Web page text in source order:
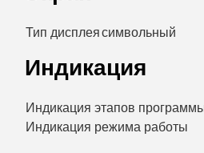
Тип дисплеясимвольный
Индикация
Индикация этапов
Индикация режима работы